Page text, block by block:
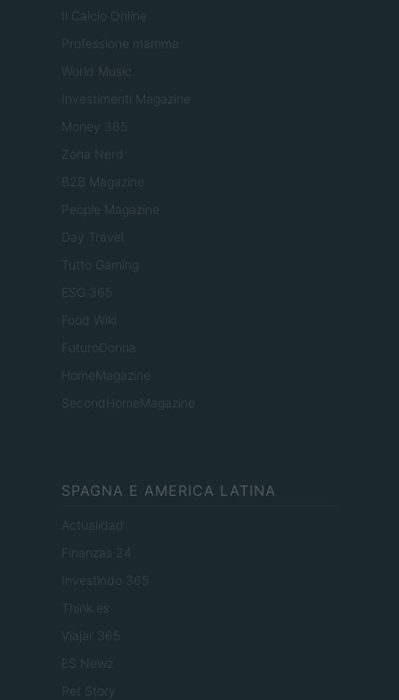
Il Calcio Online
Professione mamma
World Music
Investimenti Magazine
Money 365
Zona Nerd
B2B Magazine
People Magazine
Day Travel
Tutto Gaming
ESG 365
Food Wiki
FuturoDonna
HomeMagazine
SecondHomeMagazine
SPAGNA E AMERICA LATINA
Actualidad
Finanzas 24
Investindo 365
Think.es
Viajar 365
ES Newz
Pet Story